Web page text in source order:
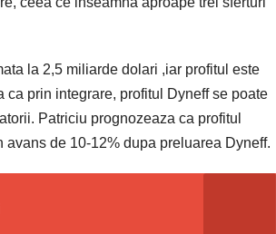
la 2,5 miliarde dolari ,iar profitul este
prin integrare, profitul Dyneff se poate
Patriciu prognozeaza ca profitul
de 10-12% dupa preluarea Dyneff.